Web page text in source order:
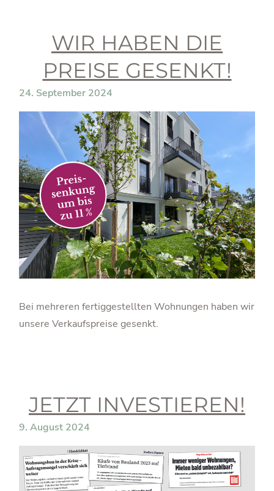
WIR HABEN DIE
PREISE GESENKT!
24. September 2024
Bei mehreren fertiggestellten Wohnungen haben wir
unsere Verkaufspreise gesenkt.
JETZT INVESTIEREN!
9. August 2024